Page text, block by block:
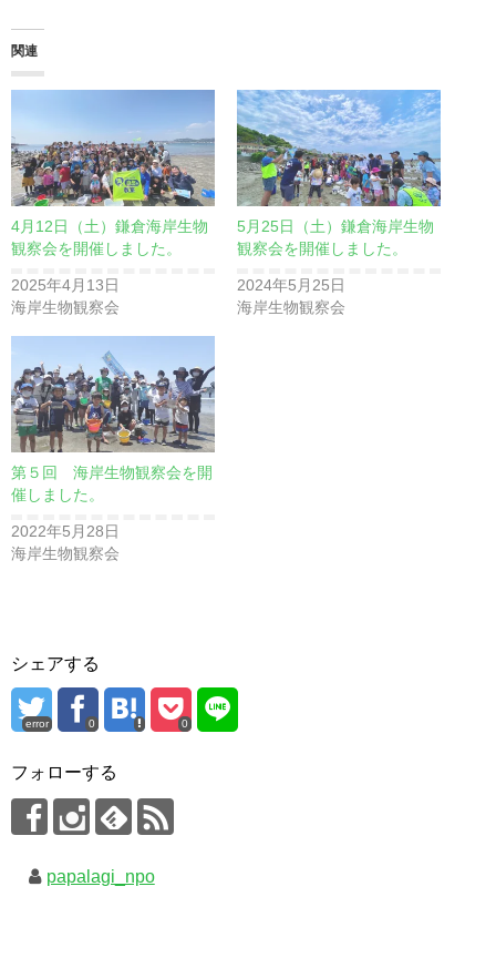
み
中…
関連
4月12日（土）鎌倉海岸生物
観察会を開催しました。
2025年4月13日
海岸生物観察会
5月25日（土）鎌倉海岸生物
観察会を開催しました。
2024年5月25日
海岸生物観察会
第５回 海岸生物観察会を開
催しました。
2022年5月28日
海岸生物観察会
シェアする
error 0 0
フォローする
papalagi_npo